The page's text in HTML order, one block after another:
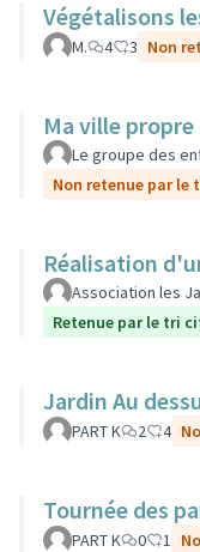
Végétalisons
M. 4 3 Non
Ma ville propre
Le groupe des
Non retenue par le
Réalisation
Association les
Retenue par le tri
Jardin Au
PART K 2 4
Tournée des
PART K 0 1